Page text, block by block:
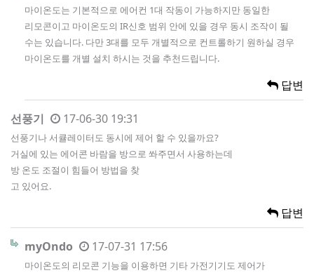
마이온도는 기본적으로 에어컨 1대 작동이 가능하지만 동일한
리모콘이고 마이온도의 IR신호 범위 안에 있을 경우 동시 조작이 될
수는 있습니다. 다만 3대를 모두 개별적으로 컨트롤하기 원하실 경우
마이온도를 개별 설치 하시는 것을 추천드립니다.
답변
선풍기 17-06-30 19:31
선풍기나 서큘레이터도 동시에 제어 할 수 있을까요?
거실에 있는 에어콘 바람을 방으로 쏴주면서 사용하는데
방 온도 조절이 힘들어 방법을 찾
고 있어요.
답변
myOndo 17-07-31 17:56
마이온도의 리모콘 기능을 이용하면 기타 가전기기도 제어가